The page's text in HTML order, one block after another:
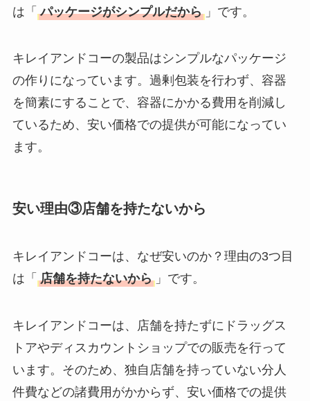
は「 パッケージがシンプルだから 」です。
キレイアンドコーの製品はシンプルなパッケージ
の作りになっています。過剰包装を行わず、容器
を簡素にすることで、容器にかかる費用を削減し
ているため、安い価格での提供が可能になってい
ます。
安い理由③店舗を持たないから
キレイアンドコーは、なぜ安いのか？理由の3つ目
は「 店舗を持たないから 」です。
キレイアンドコーは、店舗を持たずにドラッグス
トアやディスカウントショップでの販売を行って
います。そのため、独自店舗を持っていない分人
件費などの諸費用がかからず、安い価格での提供